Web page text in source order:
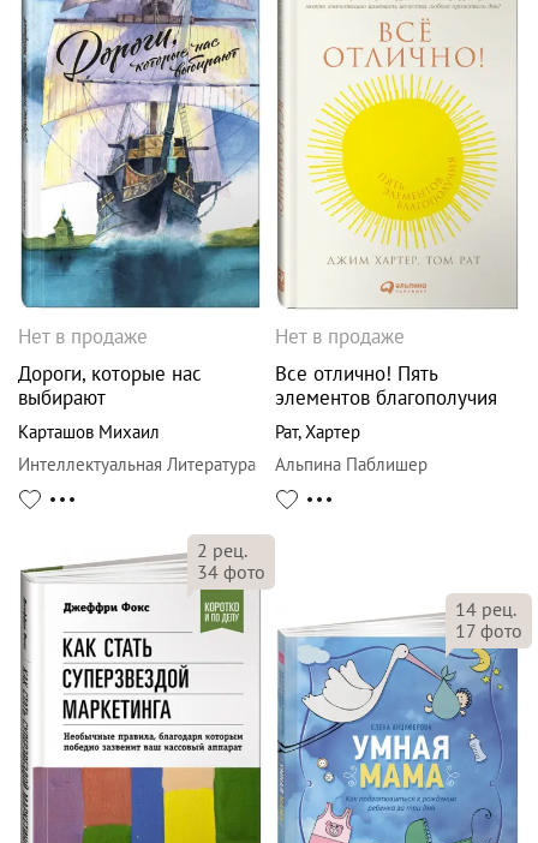
Нет в продаже
Дороги, которые нас
выбирают
Карташов Михаил
Интеллектуальная Литература
Нет в продаже
Все отлично! Пять
элементов благополучия
Рат, Хартер
Альпина Паблишер
2 рец.
34 фото
14 рец.
17 фото